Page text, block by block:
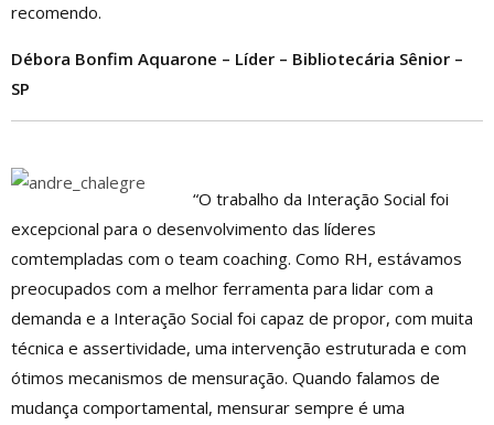
recomendo.
Débora Bonfim Aquarone – Líder – Bibliotecária Sênior –
SP
“O trabalho da Interação Social foi
excepcional para o desenvolvimento das líderes
comtempladas com o team coaching. Como RH, estávamos
preocupados com a melhor ferramenta para lidar com a
demanda e a Interação Social foi capaz de propor, com muita
técnica e assertividade, uma intervenção estruturada e com
ótimos mecanismos de mensuração. Quando falamos de
mudança comportamental, mensurar sempre é uma